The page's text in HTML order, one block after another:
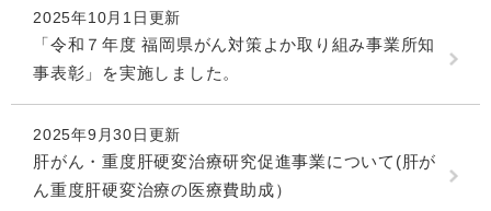
2025年10月1日更新
「令和７年度 福岡県がん対策よか取り組み事業所知
事表彰」を実施しました。
2025年9月30日更新
肝がん・重度肝硬変治療研究促進事業について(肝が
ん重度肝硬変治療の医療費助成）